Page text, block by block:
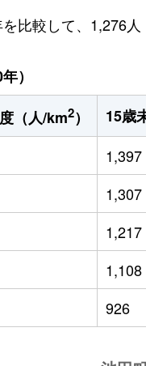
比較して、1,276人
）
（人/km2） 15歳
1,397
1,307
1,217
1,108
926